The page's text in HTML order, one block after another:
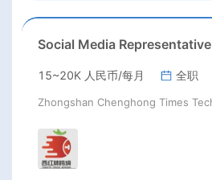
Social Media Representative
15~20K 人民币/每月 全职